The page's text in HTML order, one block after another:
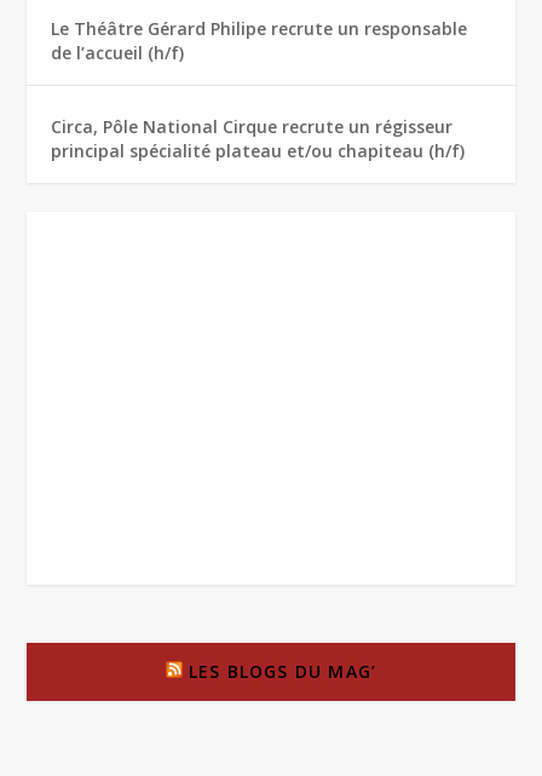
Le Théâtre Gérard Philipe recrute un responsable
de l’accueil (h/f)
Circa, Pôle National Cirque recrute un régisseur
principal spécialité plateau et/ou chapiteau (h/f)
LES BLOGS DU MAG’